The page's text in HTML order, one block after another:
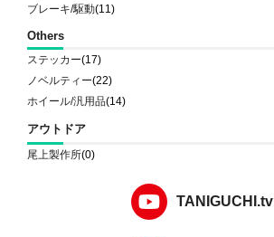
ブレーキ/駆動(11)
Others
ステッカー(17)
ノベルティー(22)
ホイール/汎用品(14)
アウトドア
尾上製作所(0)
TANIGUCHI.tv